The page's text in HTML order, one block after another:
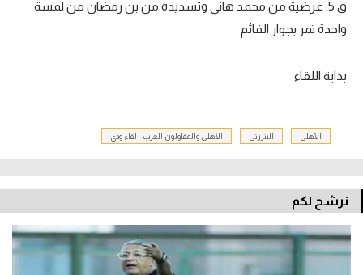
ق 5: عرضية من محمد هاني وتسديدة من بن رمضان من لمسة
واحدة تمر بجوار القائم
بداية اللقاء
الأهلي البنزرتي الأهلي والمقاولون العرب - لقاء ودي
نرشح لكم